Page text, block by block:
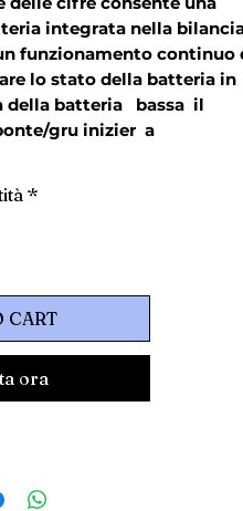
integrata nella
funzionamento continuo
lo stato della batteria in
batteria   bassa  il
gru inizier  a
di tarare il peso (ad
in cui si conosca il peso
inserire questo peso in
che consente di
visualizzato sullo
*
CART
ora